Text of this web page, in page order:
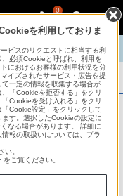
0
情報 English 中文
ろいろな国
しています。
を利用しておりま
ビスのリクエストに相当する利
必須Cookieと呼ばれ、利用を
におけるお客様の利用状況を分
イズされたサービス・広告を提
一定の情報を収集する場合が
「Cookieを拒否する」をクリ
Cookieを受け入れる」をクリ
Cookie設定」をクリックして
す。選択したCookieの設定に
なる場合があります。 詳細に
報の取扱いについては、プラ
い。
をご覧ください。